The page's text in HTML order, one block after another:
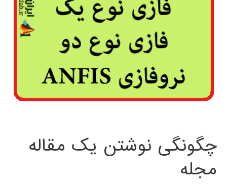
چگونگی نوشتن یک مقاله
مجله